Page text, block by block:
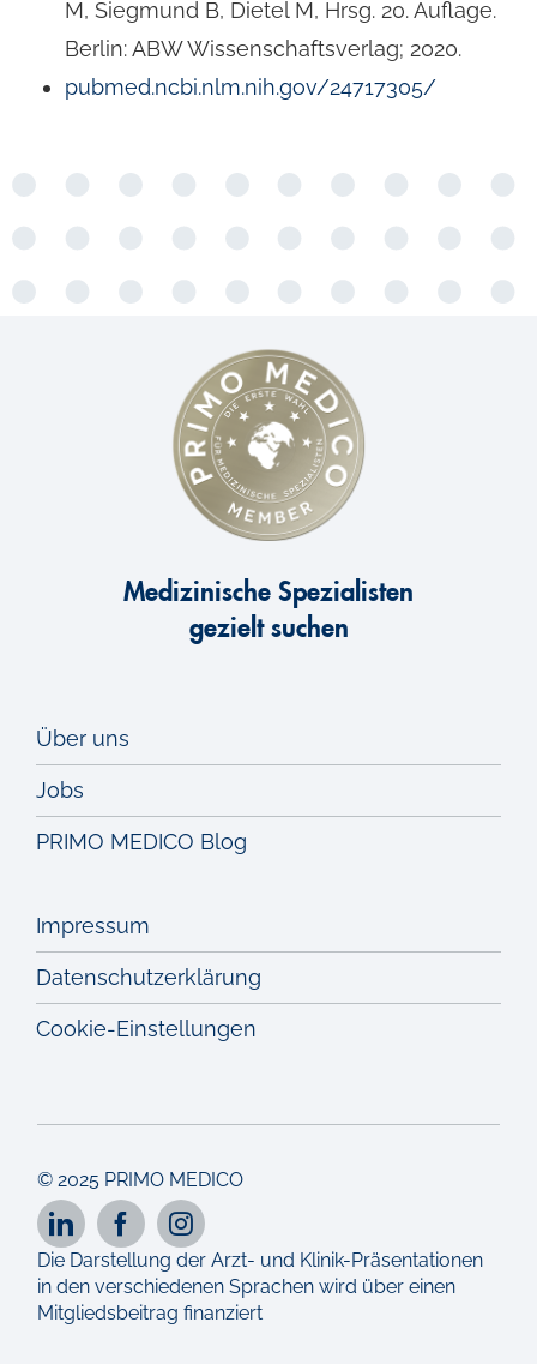
M, Siegmund B, Dietel M, Hrsg. 20. Auflage.
Berlin: ABW Wissenschaftsverlag; 2020.
pubmed.ncbi.nlm.nih.gov/24717305/
Medizinische Spezialisten
gezielt suchen
Über uns
Jobs
PRIMO MEDICO Blog
Impressum
Datenschutzerklärung
Cookie-Einstellungen
© 2025 PRIMO MEDICO
Die Darstellung der Arzt- und Klinik-Präsentationen
in den verschiedenen Sprachen wird über einen
Mitgliedsbeitrag finanziert